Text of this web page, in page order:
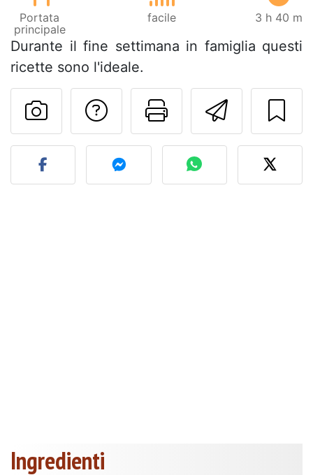
Portata
principale
facile 3 h 40 m
Durante il fine settimana in famiglia questi
ricette sono l'ideale.
Invia
Stampa la
Contatta l'autore
Pubblica la foto di
Ingredienti